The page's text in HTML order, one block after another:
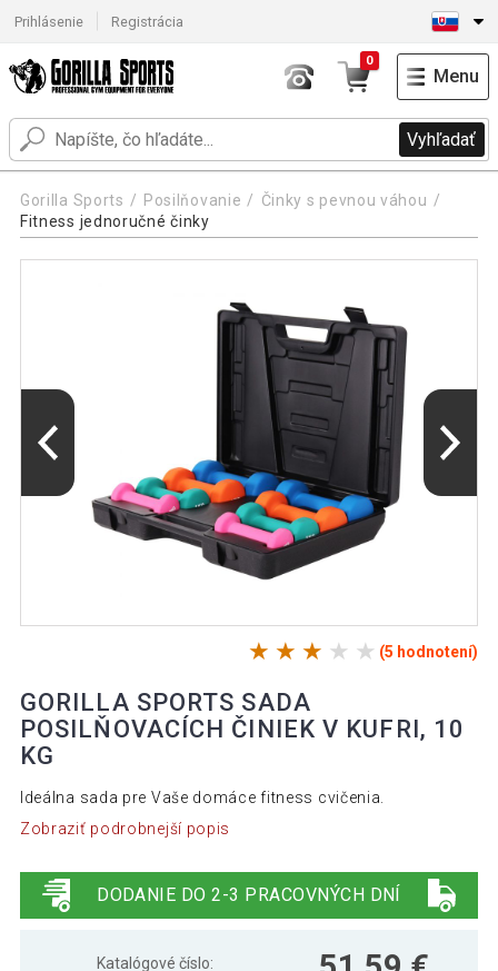
Prihlásenie Registrácia
Vyhľadať
0
Menu
Gorilla Sports Posilňovanie
Činky s pevnou váhou
Fitness jednoručné činky
(5 hodnotení)
GORILLA SPORTS SADA
POSILŇOVACÍCH ČINIEK V KUFRI, 10
KG
Ideálna sada pre Vaše domáce fitness cvičenia.
Zobraziť podrobnejší popis
DODANIE DO 2-3 PRACOVNÝCH DNÍ
Katalógové číslo: